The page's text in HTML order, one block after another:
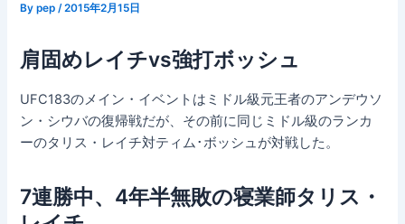
Bypep /2015年2月15日
肩固めレイチvs強打ボッシュ
UFC183のメイン・イベントはミドル級元王者のアンデウソ
ン・シウバの復帰戦だが、その前に同じミドル級のランカ
ーのタリス・レイチ対ティム･ボッシュが対戦した。
7連勝中、4年半無敗の寝業師タリス・